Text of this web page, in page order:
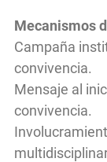
Mecanismos
Campaña
convivencia.
Mensaje al
convivencia.